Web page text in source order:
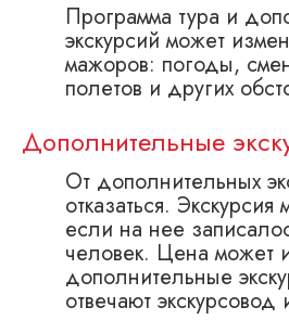
Программа тура и
экскурсий может
мажоров: погоды,
полетов и других
Дополнительные
От дополнительных
отказаться.
если на нее
человек. Цена может
дополнительные
отвечают